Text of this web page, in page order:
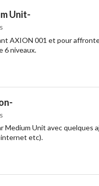
Unit-
AXION 001 et pour
6 niveaux.
Medium Unit avec
internet etc).